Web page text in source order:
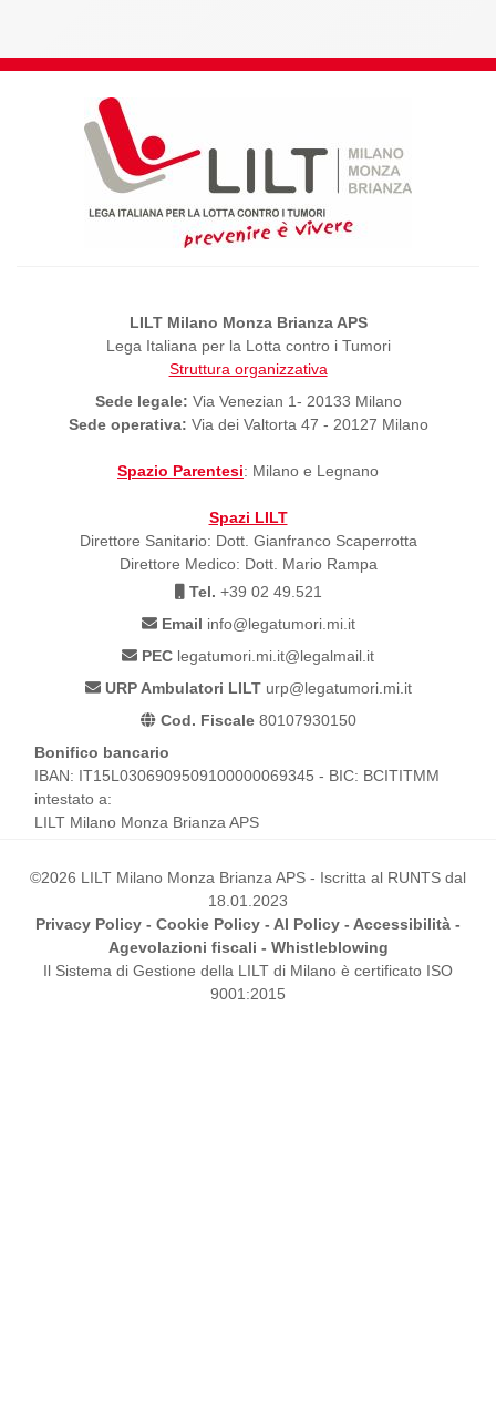
LILT Milano Monza Brianza APS
Lega Italiana per la Lotta contro i Tumori
Struttura organizzativa
Sede legale: Via Venezian 1- 20133 Milano
Sede operativa: Via dei Valtorta 47 - 20127 Milano
Spazio Parentesi: Milano e Legnano
Spazi LILT
Direttore Sanitario: Dott. Gianfranco Scaperrotta
Direttore Medico: Dott. Mario Rampa
Tel. +39 02 49.521
Email info@legatumori.mi.it
PEC legatumori.mi.it@legalmail.it
URP Ambulatori LILTurp@legatumori.mi.it
Cod. Fiscale80107930150
Bonifico bancario
IBAN: IT15L0306909509100000069345 - BIC: BCITITMM
intestato a:
LILT Milano Monza Brianza APS
©2026 LILT Milano Monza Brianza APS - Iscritta al RUNTS dal
18.01.2023
Privacy Policy - Cookie Policy - AI Policy - Accessibilità -
Agevolazioni fiscali - Whistleblowing
Il Sistema di Gestione della LILT di Milano è certificato ISO
9001:2015